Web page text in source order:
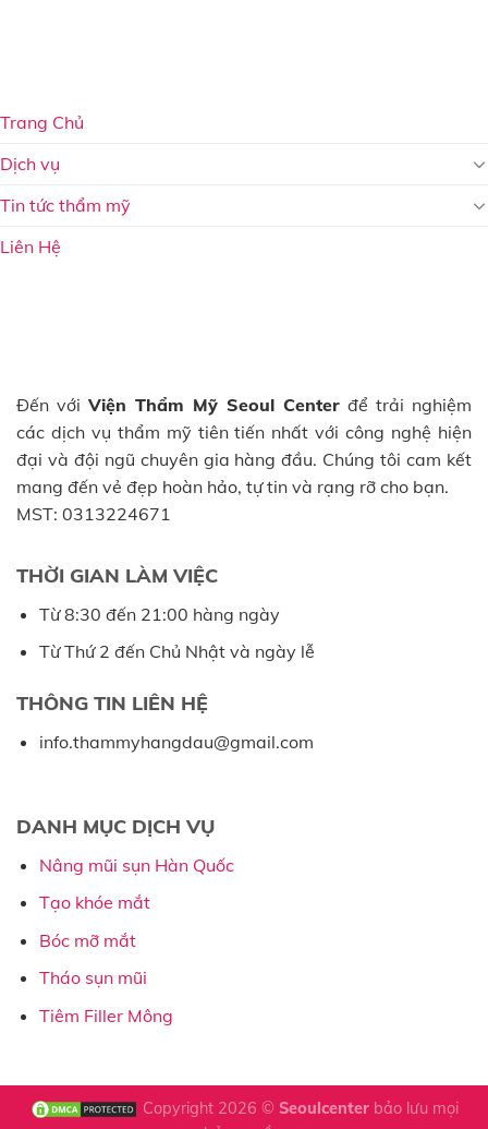
Trang Chủ
Dịch vụ
Tin tức thẩm mỹ
Liên Hệ
Đến với Viện Thẩm Mỹ Seoul Center để trải nghiệm
các dịch vụ thẩm mỹ tiên tiến nhất với công nghệ hiện
đại và đội ngũ chuyên gia hàng đầu. Chúng tôi cam kết
mang đến vẻ đẹp hoàn hảo, tự tin và rạng rỡ cho bạn.
MST: 0313224671
THỜI GIAN LÀM VIỆC
Từ 8:30 đến 21:00 hàng ngày
Từ Thứ 2 đến Chủ Nhật và ngày lễ
THÔNG TIN LIÊN HỆ
info.thammyhangdau@gmail.com
DANH MỤC DỊCH VỤ
Nâng mũi sụn Hàn Quốc
Tạo khóe mắt
Bóc mỡ mắt
Tháo sụn mũi
Tiêm Filler Mông
Copyright 2026 © Seoulcenter bảo lưu mọi